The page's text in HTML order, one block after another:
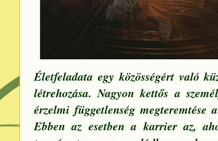
Életfeladata egy közösségért való
létrehozása. Nagyon kettős a
érzelmi függetlenség megteremtése
Ebben az esetben a karrier az,